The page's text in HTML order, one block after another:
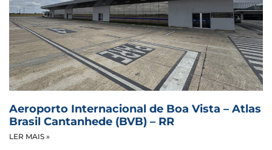
Aeroporto Internacional de Boa Vista – Atlas
Brasil Cantanhede (BVB) – RR
LER MAIS »